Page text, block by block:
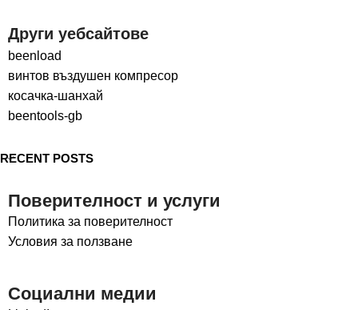
Други уебсайтове
beenload
винтов въздушен компресор
косачка-шанхай
beentools-gb
RECENT POSTS
Поверителност и услуги
Политика за поверителност
Условия за ползване
Социални медии